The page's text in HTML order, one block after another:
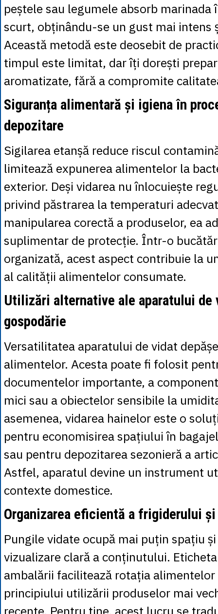
peștele sau legumele absorb
scurt, obținându-se un gust mai intens
Această metodă este deosebit de
timpul este limitat, dar îți dorești
aromatizate, fără a compromite
Siguranța alimentară și igiena în
depozitare
Sigilarea etanșă reduce riscul
limitează expunerea alimentelor la
exterior. Deși vidarea nu înlocuiește
privind păstrarea la temperaturi
manipularea corectă a produselor, ea
suplimentar de protecție. Într-o
organizată, acest aspect contribuie la
al calității alimentelor consumate.
Utilizări alternative ale aparatului de
gospodărie
Versatilitatea aparatului de vidat
alimentelor. Acesta poate fi folosit
documentelor importante, a
mici sau a obiectelor sensibile la
asemenea, vidarea hainelor este o
pentru economisirea spațiului în
sau pentru depozitarea sezonieră a
Astfel, aparatul devine un instrument
contexte domestice.
Organizarea eficientă a frigiderului
Pungile vidate ocupă mai puțin spațiu
vizualizare clară a conținutului.
ambalării facilitează rotația alimentelor
principiului utilizării produselor mai